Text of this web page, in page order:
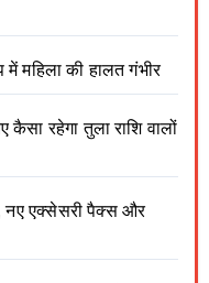
महिला की हालत गंभीर
रहेगा तुला राशि वालों
एक्सेसरी पैक्स और